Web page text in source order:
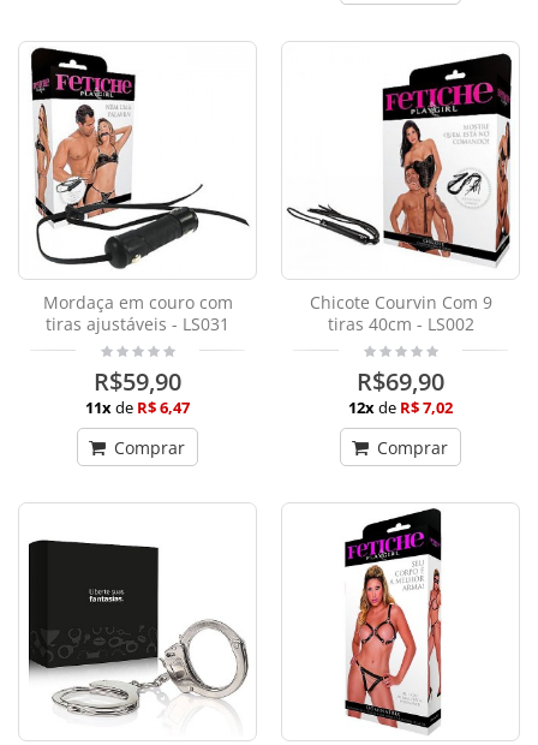
Mordaça em couro com
tiras ajustáveis - LS031
R$59,90
11xde R$ 6,47
Comprar
Chicote Courvin Com 9
tiras 40cm - LS002
R$69,90
12xde R$ 7,02
Comprar